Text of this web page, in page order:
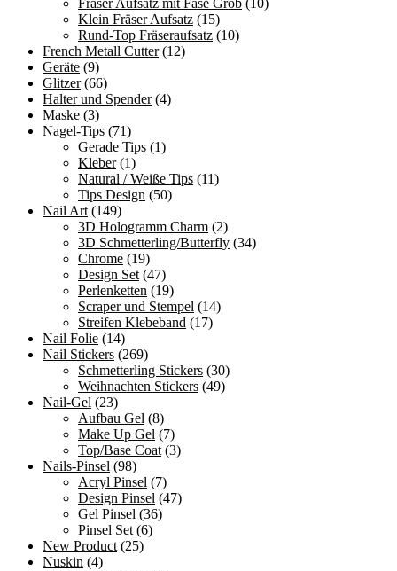
Fräser Aufsatz mit Fase Grob (10)
Klein Fräser Aufsatz (15)
Rund-Top Fräseraufsatz (10)
French Metall Cutter (12)
Geräte (9)
Glitzer (66)
Halter und Spender (4)
Maske (3)
Nagel-Tips (71)
Gerade Tips (1)
Kleber (1)
Natural / Weiße Tips (11)
Tips Design (50)
Nail Art (149)
3D Hologramm Charm (2)
3D Schmetterling/Butterfly (34)
Chrome (19)
Design Set (47)
Perlenketten (19)
Scraper und Stempel (14)
Streifen Klebeband (17)
Nail Folie (14)
Nail Stickers (269)
Schmetterling Stickers (30)
Weihnachten Stickers (49)
Nail-Gel (23)
Aufbau Gel (8)
Make Up Gel (7)
Top/Base Coat (3)
Nails-Pinsel (98)
Acryl Pinsel (7)
Design Pinsel (47)
Gel Pinsel (36)
Pinsel Set (6)
New Product (25)
Nuskin (4)